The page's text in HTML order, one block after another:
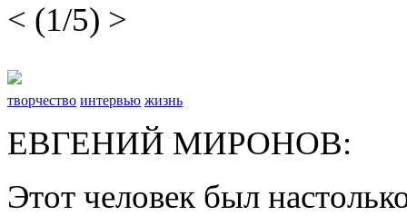
< (1/5) >
творчество интервью жизнь
ЕВГЕНИЙ МИРОНОВ:
Этот человек был